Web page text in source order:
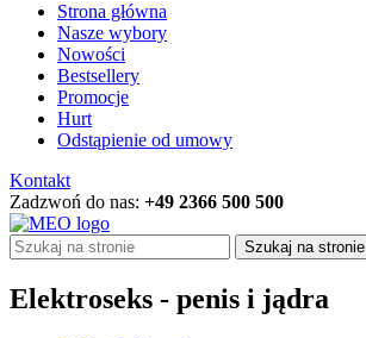
Strona główna
Nasze wybory
Nowości
Bestsellery
Promocje
Hurt
Odstąpienie od umowy
Kontakt
Zadzwoń do nas: +49 2366 500 500
Szukaj na stronie
Elektroseks - penis i jądra